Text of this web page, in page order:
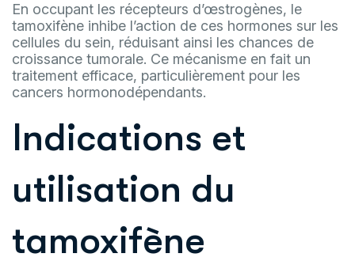
En occupant les récepteurs d’œstrogènes, le
tamoxifène inhibe l’action de ces hormones sur les
cellules du sein, réduisant ainsi les chances de
croissance tumorale. Ce mécanisme en fait un
traitement efficace, particulièrement pour les
cancers hormonodépendants.
Indications et
utilisation du
tamoxifène